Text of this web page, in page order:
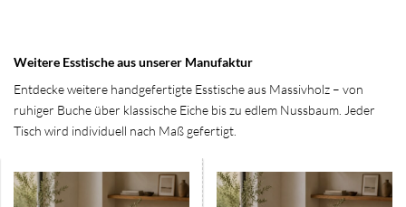
Weitere Esstische aus unserer Manufaktur
Entdecke weitere handgefertigte Esstische aus Massivholz – von
ruhiger Buche über klassische Eiche bis zu edlem Nussbaum. Jeder
Tisch wird individuell nach Maß gefertigt.